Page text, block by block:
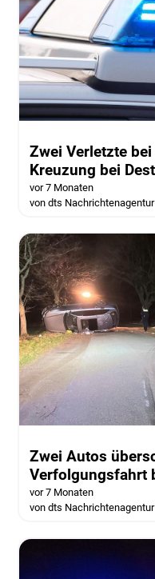
Zwei Verletzte
Kreuzung bei
vor 7 Monaten
von dts Nachrichtenagentur
Zwei Autos
Verfolgungsfahrt
vor 7 Monaten
von dts Nachrichtenagentur